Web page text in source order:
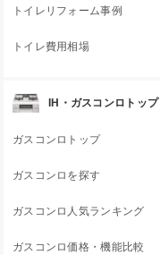
トイレリフォーム事例
トイレ費用相場
IH・ガスコンロトップ
ガスコンロトップ
ガスコンロを探す
ガスコンロ人気ランキング
ガスコンロ価格・機能比較